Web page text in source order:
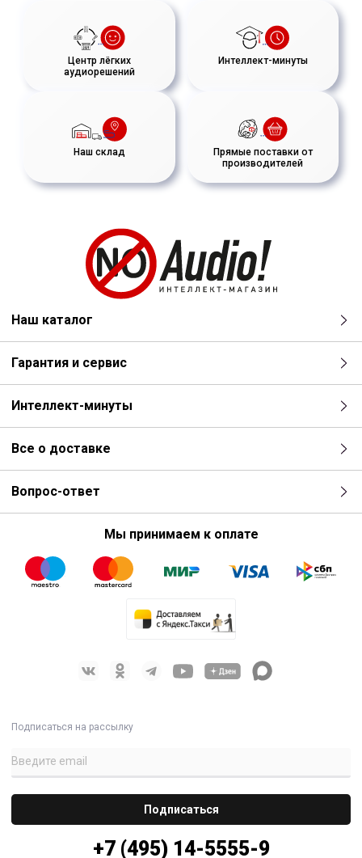
Центр лёгких
аудиорешений
Интеллект-минуты
Наш склад
Прямые поставки от
производителей
Наш каталог
Гарантия и сервис
Интеллект-минуты
Все о доставке
Вопрос-ответ
Мы принимаем к оплате
Подписаться на рассылку
+7 (495) 14-5555-9